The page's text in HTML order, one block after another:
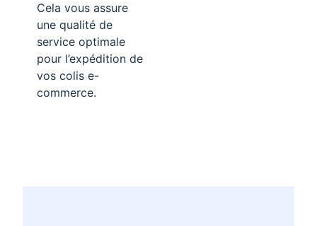
Cela vous assure
une qualité de
service optimale
pour l’expédition de
vos colis e-
commerce.